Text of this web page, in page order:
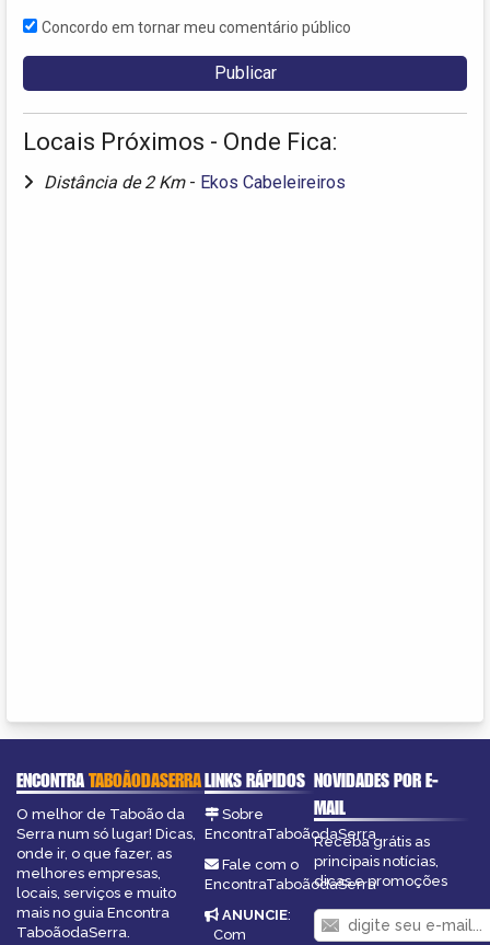
Concordo em tornar meu comentário público
Locais Próximos - Onde Fica:
Distância de 2 Km - Ekos Cabeleireiros
ENCONTRATABOÃODASERRA
O melhor de Taboão da
Serra num só lugar! Dicas,
onde ir, o que fazer, as
melhores empresas,
locais, serviços e muito
mais no guia Encontra
TaboãodaSerra.
LINKS RÁPIDOS
Sobre
EncontraTaboãodaSerra
Fale com o
EncontraTaboãodaSerra
ANUNCIE:
Com
NOVIDADES POR E-
MAIL
Receba grátis as
principais notícias,
dicas e promoções